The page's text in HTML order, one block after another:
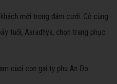
mời trong đám cưới. Cô cùng
tuổi, Aaradhya, chọn trang phục